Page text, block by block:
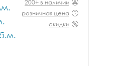
200+ в наличии
розничная цена
скидки